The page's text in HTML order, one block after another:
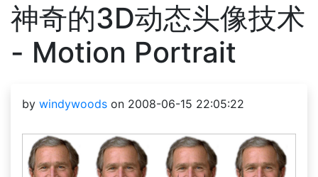
神奇的3D动态头像技术
- Motion Portrait
by windywoods on 2008-06-15 22:05:22